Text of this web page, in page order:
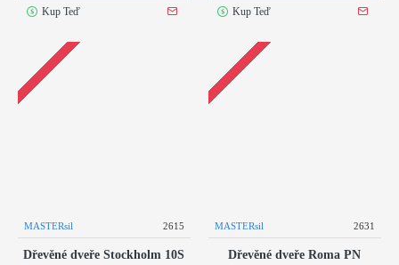
Kup Teď Kup Teď
MASTERsil 2615
Dřevěné dveře Stockholm 10S
MASTERsil 2631
Dřevěné dveře Roma PN